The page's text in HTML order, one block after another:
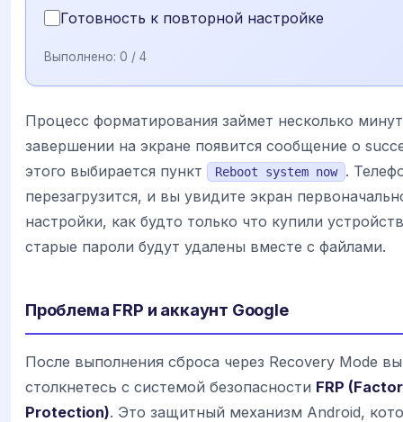
Готовность к повторной настройке
Выполнено: 0 / 4
Процесс форматирования займет несколько
завершении на экране появится сообщение о
этого выбирается пункт
Reboot system now
.
перезагрузится, и вы увидите экран
настройки, как будто только что купили
старые пароли будут удалены вместе с файлами.
Проблема FRP и аккаунт Google
После выполнения сброса через Recovery Mode вы
столкнетесь с системой безопасности FRP
Protection). Это защитный механизм Android,